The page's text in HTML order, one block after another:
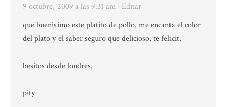
9 octubre, 2009 a las 9:31 am · Editar
que buenisimo este platito de pollo, me encanta el color
del plato y el saber seguro que delicioso, te felicit,
besitos desde londres,
pity